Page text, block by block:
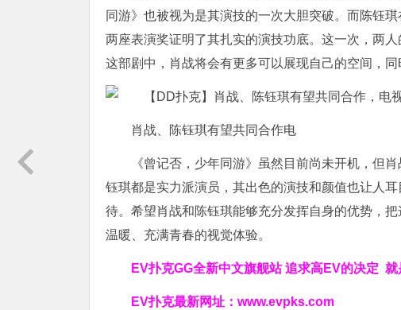
同游》也被视为是其演技的一次大胆突破。而陈钰
两座表演奖证明了其扎实的演技功底。这一次，两
这部剧中，肖战将会有更多可以展现自己的空间，
肖战、陈钰琪有望共同合作电
《曾记否，少年同游》虽然目前尚未开机，但
钰琪都是实力派演员，其出色的演技和颜值也让人
待。希望肖战和陈钰琪能够充分发挥自身的优势，
温暖、充满青春的视觉体验。
EV扑克GG全新中文旗舰站追求高EV的决定 就
EV扑克最新网址： www.evpks.com